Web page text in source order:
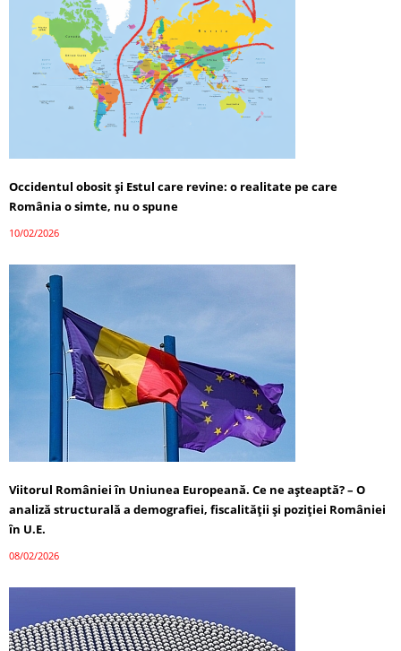
Occidentul obosit și Estul care revine: o realitate pe care
România o simte, nu o spune
10/02/2026
Viitorul României în Uniunea Europeană. Ce ne așteaptă? – O
analiză structurală a demografiei, fiscalității și poziției României
în U.E.
08/02/2026